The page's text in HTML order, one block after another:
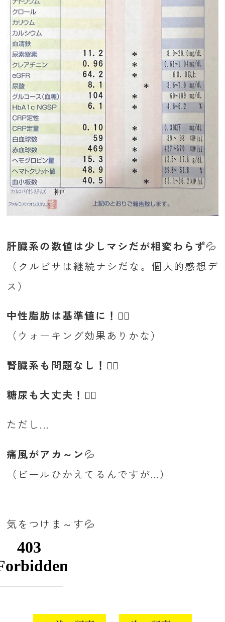
肝臓系の数値は少しマシだが相変わらず💦
（クルビサは継続ナシだな。個人的感想デ
ス）
中性脂肪は基準値に！😮‍💨
（ウォーキング効果ありかな）
腎臓系も問題なし！😮‍💨
糖尿も大丈夫！😮‍💨
ただし...
痛風がアカ～ン💦
（ビールひかえてるんですが...）
気をつけま～す💦